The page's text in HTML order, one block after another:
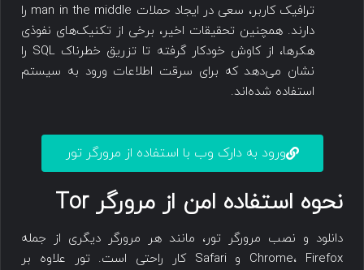
ترافیک کاربر، سعی در ایجاد حملات man in the middle را
دارند. همچنین تحقیقات اخیر، برخی از تکنیک‌های نفوذی
هکرها، از کاوش خودکار گرفته تا تزریق خطرناک SQL را
نشان می‌دهد‌ که برای سرقت اطلاعات ورود به سیستم
استفاده شده‌اند.
ورود به دارک وب با استفاده از مرورگر تور
نحوه استفاده امن از مرورگر Tor
دانلود و نصب مرورگر تور، مانند هر مرورگر دیگری از جمله
Chrome، Firefox و Safari کار راحتی است. تور علاوه بر